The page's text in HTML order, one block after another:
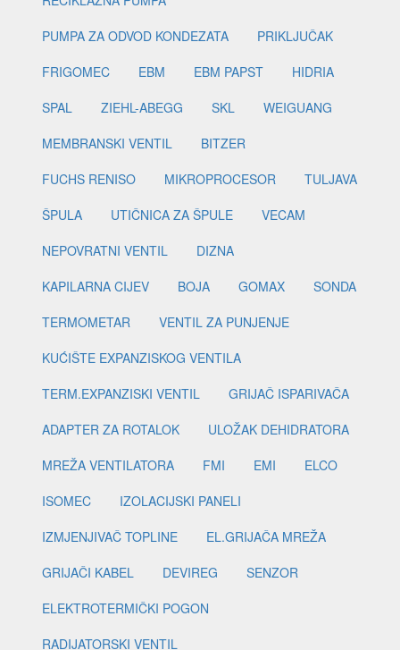
PUMPA ZA ODVOD KONDEZATA
PRIKLJUČAK
FRIGOMEC
EBM EBM PAPST
HIDRIA
SPAL
ZIEHL-ABEGG SKL
WEIGUANG
MEMBRANSKI VENTIL
BITZER
FUCHS RENISO
MIKROPROCESOR
TULJAVA
ŠPULA
UTIČNICA ZA ŠPULE
VECAM
NEPOVRATNI VENTIL
DIZNA
KAPILARNA CIJEV
BOJA GOMAX
SONDA
TERMOMETAR
VENTIL ZA PUNJENJE
KUĆIŠTE EXPANZISKOG VENTILA
TERM.EXPANZISKI VENTIL
GRIJAČ ISPARIVAČA
ADAPTER ZA ROTALOK
ULOŽAK DEHIDRATORA
MREŽA VENTILATORA
FMI EMI
ELCO
ISOMEC
IZOLACIJSKI PANELI
IZMJENJIVAČ TOPLINE
EL.GRIJAČA MREŽA
GRIJAČI KABEL
DEVIREG
SENZOR
ELEKTROTERMIČKI POGON
RADIJATORSKI VENTIL